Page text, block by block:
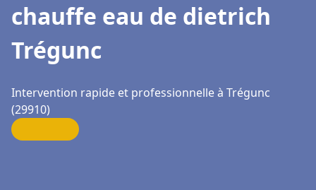
chauffe eau de dietrich
Trégunc
Intervention rapide et professionnelle à Trégunc
(29910)